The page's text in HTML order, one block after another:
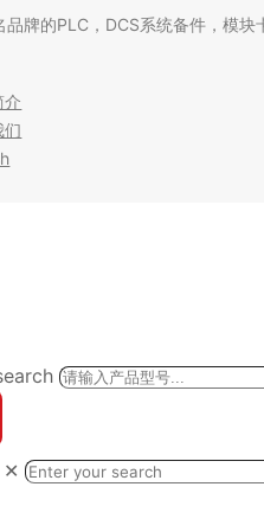
品牌的PLC，DCS系统备件，模
介
们
✕